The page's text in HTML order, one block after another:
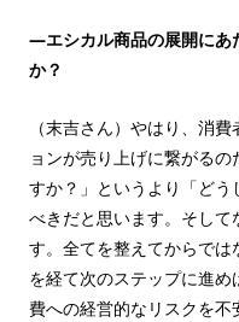
—エシカル商品の展開にあ
か？
（末吉さん）やはり、消
ョンが売り上げに繋がる
すか？」というより「どう
べきだと思います。そし
す。全てを整えてからで
を経て次のステップに進
費への経営的なリスクを